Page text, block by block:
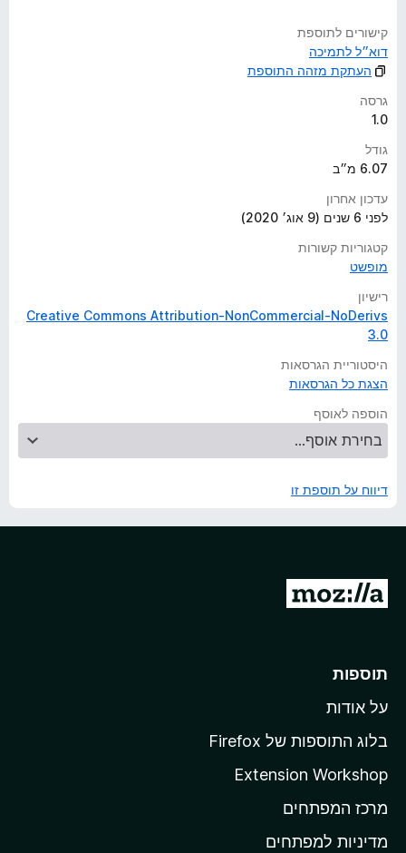
קישורים לתוספת
דוא״ל לתמיכה
העתקת מזהה התוספת
גרסה
1.0
גודל
6.07 מ״ב
עדכון אחרון
לפני 6 שנים (9 אוג׳ 2020)
קטגוריות קשורות
מופשט
רישיון
Creative Commons Attribution-NonCommercial-NoDerivs
3.0
היסטוריית הגרסאות
הצגת כל הגרסאות
הוספה לאוסף
דיווח על תוספת זו
מ
ד
ף
ב
י
ת
תוספות
על אודות
בלוג התוספות של Firefox
Extension Workshop
מרכז המפתחים
מדיניות למפתחים